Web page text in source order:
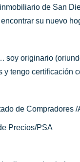
de San
su nuevo
soy originario
y tengo certificación
de Compradores
Precios/PSA